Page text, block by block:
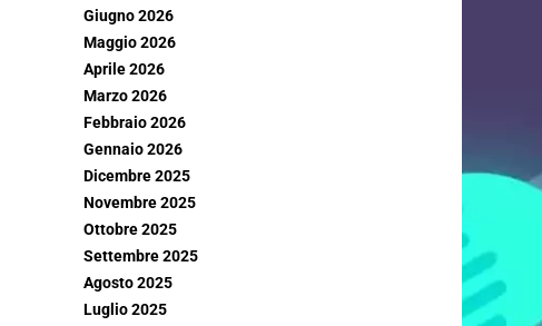
Giugno 2026
Maggio 2026
Aprile 2026
Marzo 2026
Febbraio 2026
Gennaio 2026
Dicembre 2025
Novembre 2025
Ottobre 2025
Settembre 2025
Agosto 2025
Luglio 2025